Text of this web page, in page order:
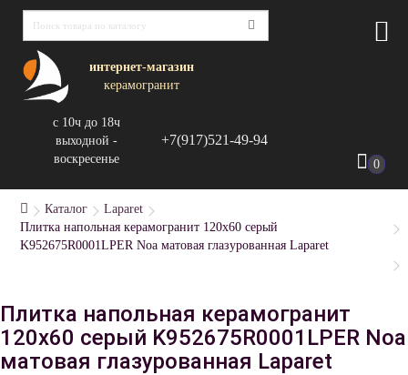
интернет-магазин
керамогранит
с 10ч до 18ч
выходной -
воскресенье
+7(917)521-49-94
0
Каталог
Laparet
Плитка напольная керамогранит 120x60 серый
K952675R0001LPER Noa матовая глазурованная Laparet
Плитка напольная керамогранит
120x60 серый K952675R0001LPER Noa
матовая глазурованная Laparet